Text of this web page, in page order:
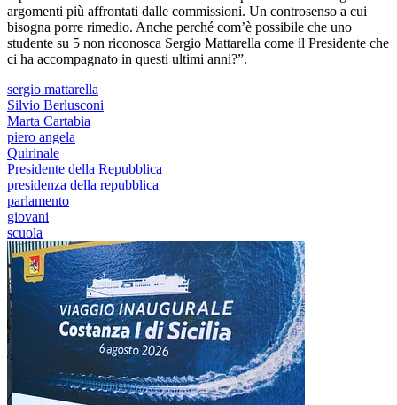
argomenti più affrontati dalle commissioni. Un controsenso a cui
bisogna porre rimedio. Anche perché com’è possibile che uno
studente su 5 non riconosca Sergio Mattarella come il Presidente che
ci ha accompagnato in questi ultimi anni?”.
sergio mattarella
Silvio Berlusconi
Marta Cartabia
piero angela
Quirinale
Presidente della Repubblica
presidenza della repubblica
parlamento
giovani
scuola